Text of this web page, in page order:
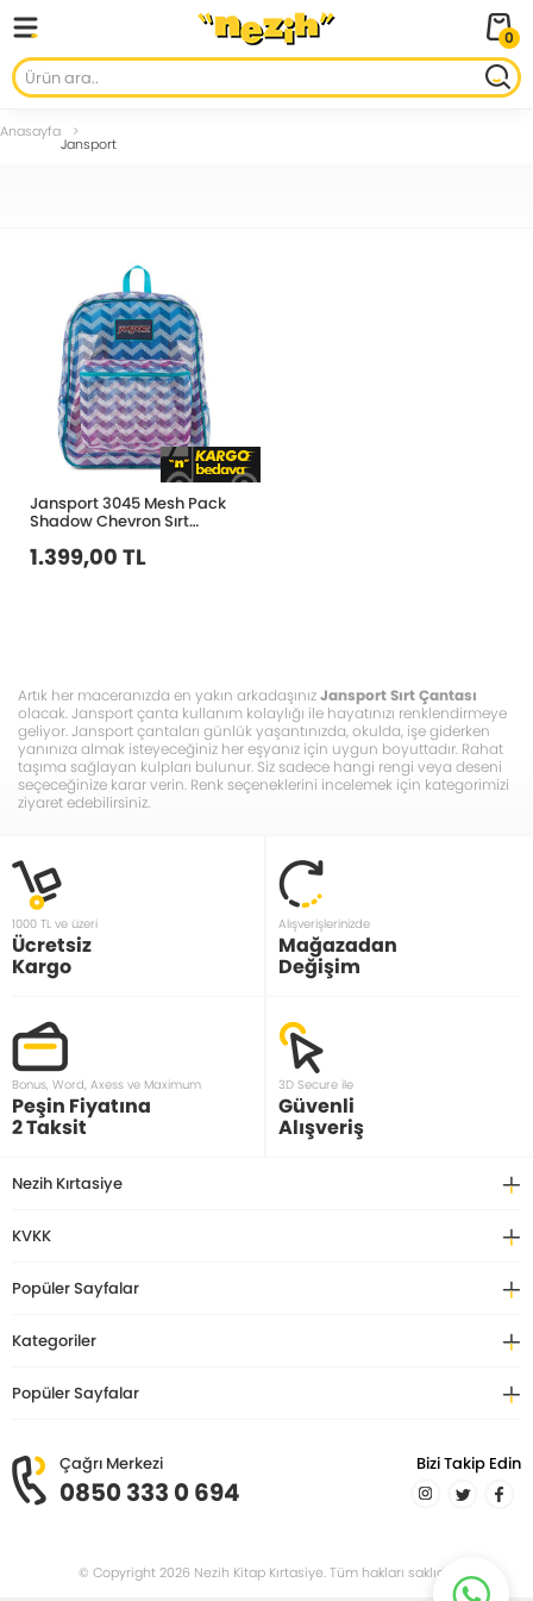
0
Anasayfa
Jansport
Jansport 3045 Mesh Pack
Shadow Chevron Sırt
1.399,00 TL
Artık her maceranızda en yakın arkadaşınızJansport Sırt Çantası
olacak. Jansport çanta kullanım kolaylığı ile hayatınızı renklendirmeye
geliyor. Jansport çantaları günlük yaşantınızda, okulda, işe giderken
yanınıza almak isteyeceğiniz her eşyanız için uygun boyuttadır. Rahat
taşıma sağlayan kulpları bulunur. Siz sadece hangi rengi veya deseni
seçeceğinize karar verin. Renk seçeneklerini incelemek için kategorimizi
ziyaret edebilirsiniz.
1000 TL ve üzeri
Ücretsiz
Kargo
Alışverişlerinizde
Mağazadan
Değişim
Bonus, Word, Axess ve Maximum
Peşin Fiyatına
2 Taksit
3D Secure ile
Güvenli
Alışveriş
Nezih Kırtasiye
KVKK
Popüler Sayfalar
Kategoriler
Popüler Sayfalar
Çağrı Merkezi
0850 333 0 694
Bizi Takip Edin
© Copyright 2026 Nezih Kitap Kırtasiye. Tüm hakları saklıdır.